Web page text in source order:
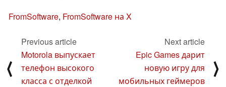
FromSoftware, FromSoftware на X
⟨
Previous article
Motorola выпускает
телефон высокого
класса с отделкой
Next article
Epic Games дарит
новую игру для
мобильных геймеров
⟩